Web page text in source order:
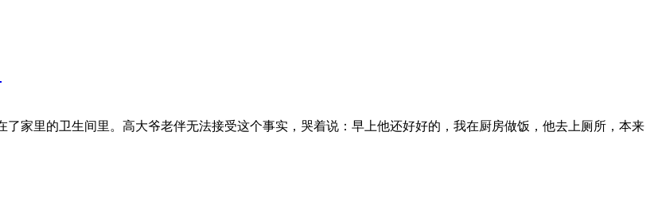
家里的卫生间里。高大爷老伴无法接受这个事实，哭着说：早上他还好好的，我在厨房做饭，他去上厕所，本来